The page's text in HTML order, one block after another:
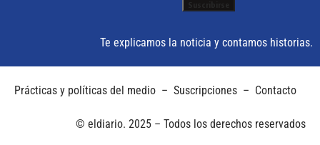
Te explicamos la noticia y contamos historias.
Prácticas y políticas del medio – Suscripciones – Contacto
© eldiario. 2025 – Todos los derechos reservados